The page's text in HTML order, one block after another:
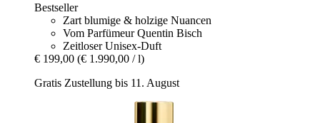
Bestseller
Zart blumige & holzige Nuancen
Vom Parfümeur Quentin Bisch
Zeitloser Unisex-Duft
€ 199,00 (€ 1.990,00 / l)
Gratis Zustellung bis 11. August